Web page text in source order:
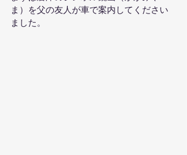
ま）を父の友人が車で案内してください
ました。